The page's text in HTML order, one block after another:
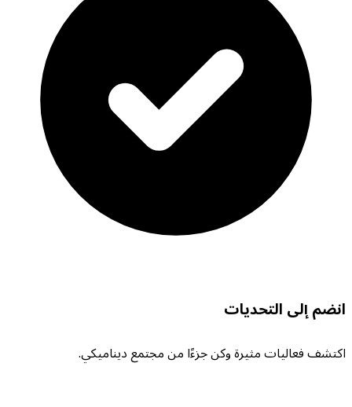
انضم إلى التحديات
اكتشف فعاليات مثيرة وكن جزءًا من مجتمع ديناميكي.